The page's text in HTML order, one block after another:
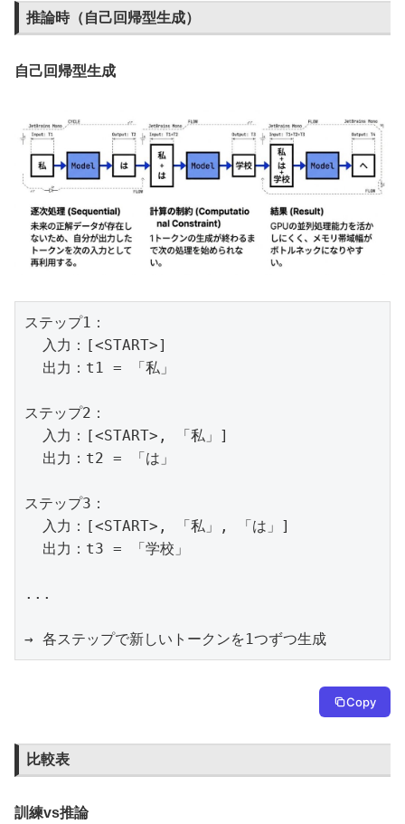
推論時（自己回帰型生成）
自己回帰型生成
ステップ1：
  入力：[<START>]
  出力：t1 = 「私」
ステップ2：
  入力：[<START>, 「私」]
  出力：t2 = 「は」
ステップ3：
  入力：[<START>, 「私」, 「は」]
  出力：t3 = 「学校」
...
→ 各ステップで新しいトークンを1つずつ生成
Copy
比較表
訓練vs推論